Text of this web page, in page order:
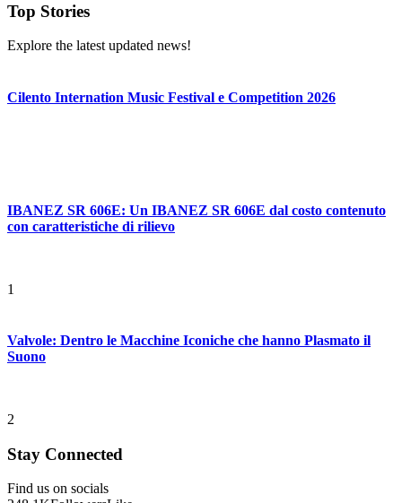
Top Stories
Explore the latest updated news!
Cilento Internation Music Festival e Competition 2026
IBANEZ SR 606E: Un IBANEZ SR 606E dal costo contenuto
con caratteristiche di rilievo
1
Valvole: Dentro le Macchine Iconiche che hanno Plasmato il
Suono
2
Stay Connected
Find us on socials